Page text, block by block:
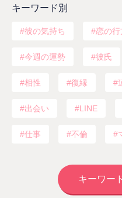
キーワード別
彼の気持ち 恋の行
今週の運勢 彼氏
相性 復縁
出会い LINE
仕事 不倫
キーワー